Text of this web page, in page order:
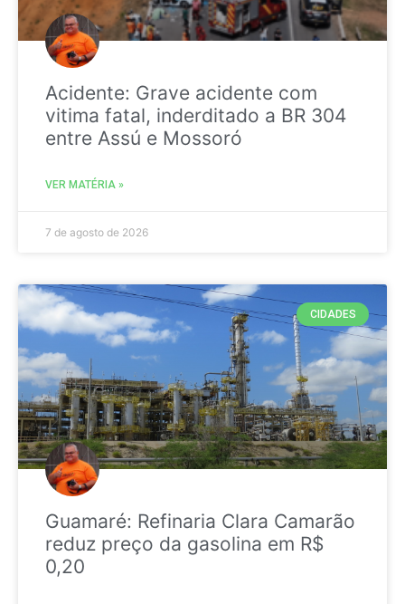
Acidente: Grave acidente com
vitima fatal, inderditado a BR 304
entre Assú e Mossoró
VER MATÉRIA »
7 de agosto de 2026
CIDADES
Guamaré: Refinaria Clara Camarão
reduz preço da gasolina em R$
0,20